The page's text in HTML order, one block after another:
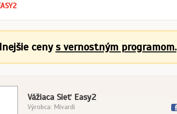
cenys vernostným programom.
Vážiaca Sieť Easy2
Výrobca: Mivardi